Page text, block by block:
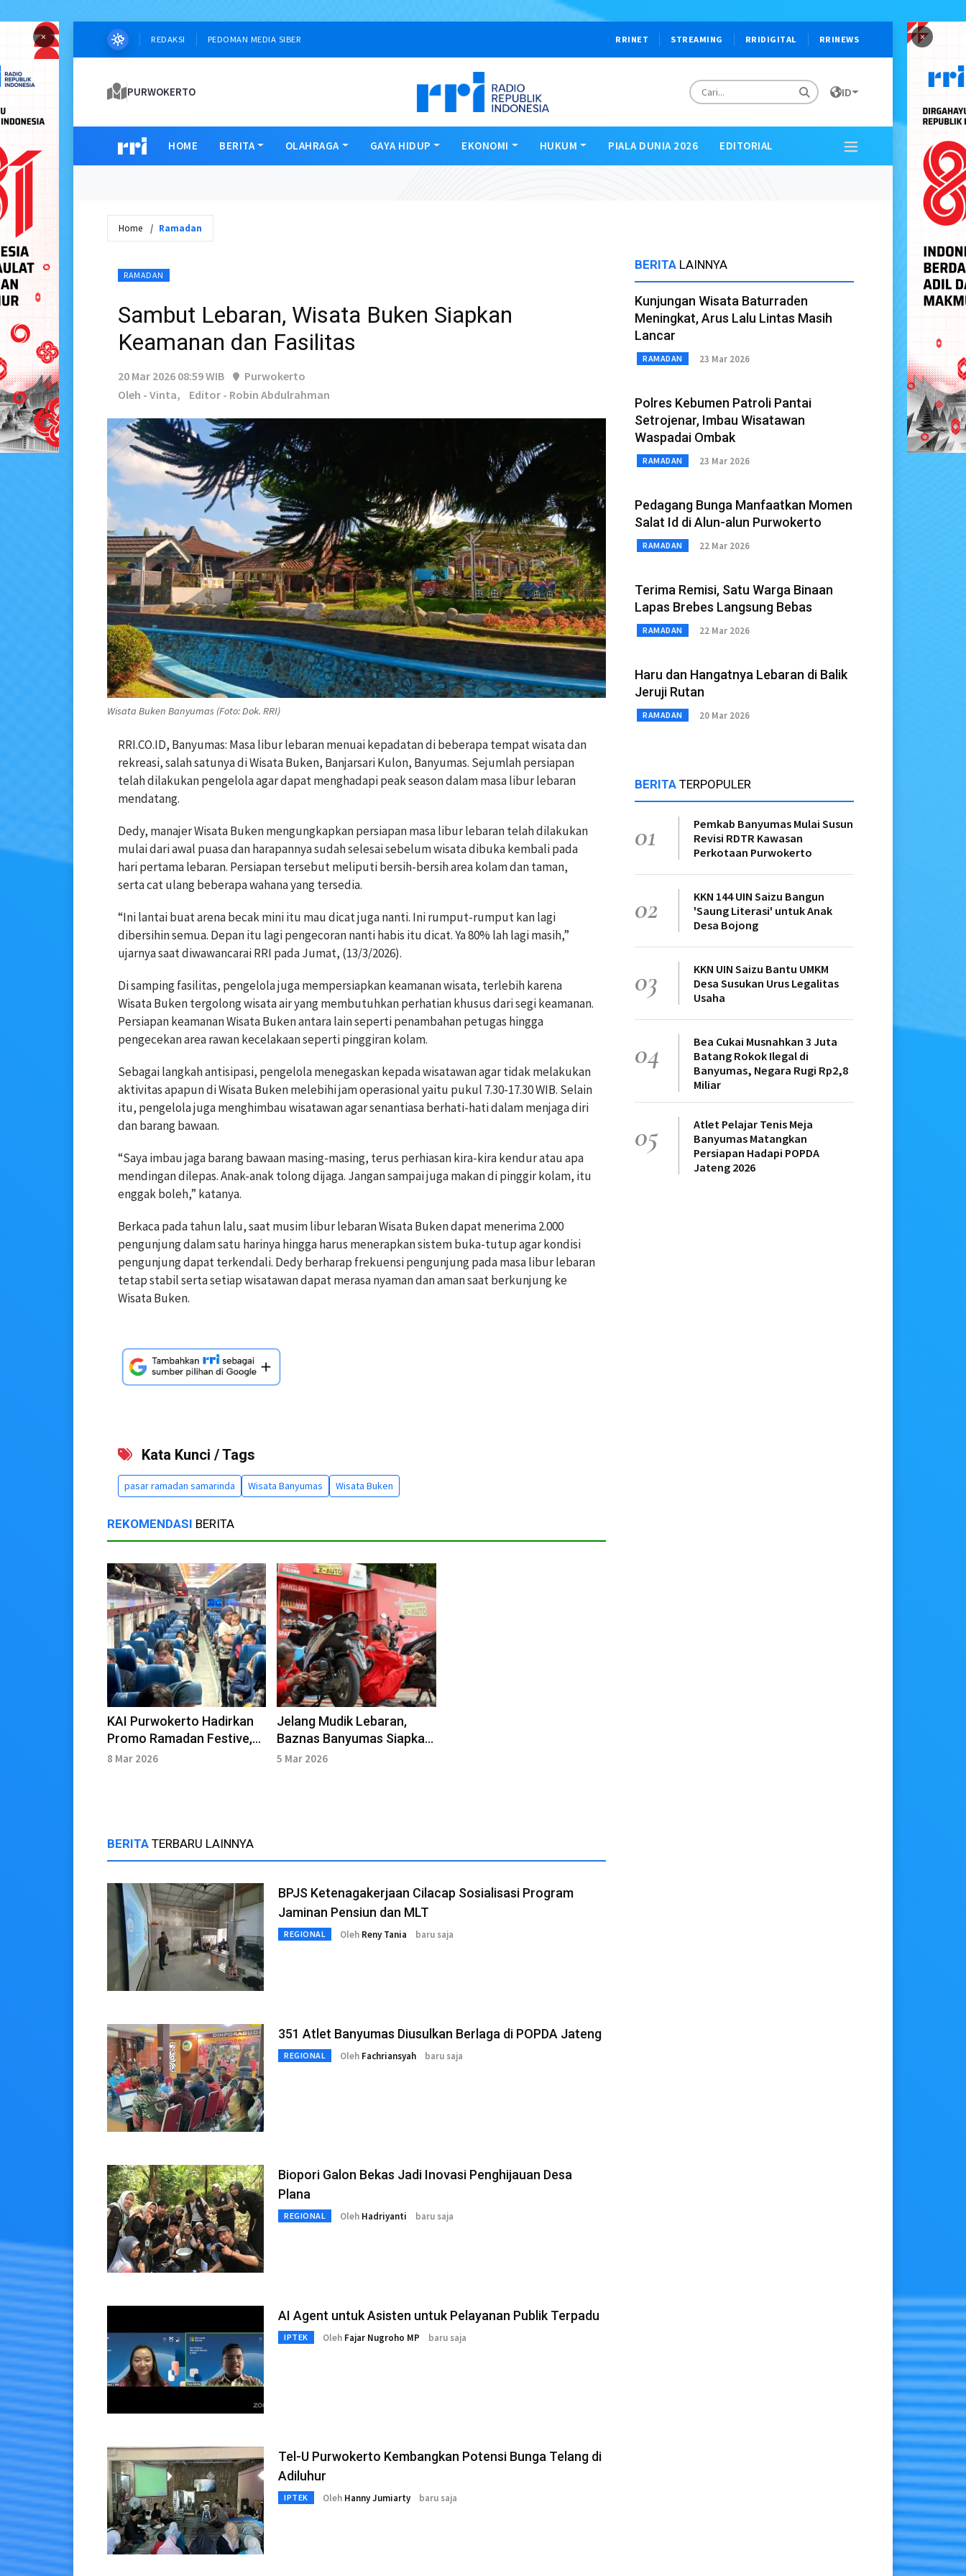
× ×
REDAKSI PEDOMAN MEDIA SIBER RRINET STREAMING RRIDIGITAL RRINEWS
PURWOKERTO ID
HOME BERITA OLAHRAGA GAYA HIDUP EKONOMI HUKUM PIALA DUNIA 2026 EDITORIAL
Home Ramadan
RAMADAN
Sambut Lebaran, Wisata Buken Siapkan
Keamanan dan Fasilitas
20 Mar 2026 08:59 WIB
Purwokerto
Oleh - Vinta,
Editor - Robin Abdulrahman
Wisata Buken Banyumas (Foto: Dok. RRI)
RRI.CO.ID, Banyumas: Masa libur lebaran menuai kepadatan di beberapa tempat wisata dan
rekreasi, salah satunya di Wisata Buken, Banjarsari Kulon, Banyumas. Sejumlah persiapan
telah dilakukan pengelola agar dapat menghadapi peak season dalam masa libur lebaran
mendatang.
Dedy, manajer Wisata Buken mengungkapkan persiapan masa libur lebaran telah dilakukan
mulai dari awal puasa dan harapannya sudah selesai sebelum wisata dibuka kembali pada
hari pertama lebaran. Persiapan tersebut meliputi bersih-bersih area kolam dan taman,
serta cat ulang beberapa wahana yang tersedia.
“Ini lantai buat arena becak mini itu mau dicat juga nanti. Ini rumput-rumput kan lagi
dibersihin semua. Depan itu lagi pengecoran nanti habis itu dicat. Ya 80% lah lagi masih,”
ujarnya saat diwawancarai RRI pada Jumat, (13/3/2026).
Di samping fasilitas, pengelola juga mempersiapkan keamanan wisata, terlebih karena
Wisata Buken tergolong wisata air yang membutuhkan perhatian khusus dari segi keamanan.
Persiapan keamanan Wisata Buken antara lain seperti penambahan petugas hingga
pengecekan area rawan kecelakaan seperti pinggiran kolam.
Sebagai langkah antisipasi, pengelola menegaskan kepada wisatawan agar tidak melakukan
aktivitas apapun di Wisata Buken melebihi jam operasional yaitu pukul 7.30-17.30 WIB. Selain
itu, pengelola juga menghimbau wisatawan agar senantiasa berhati-hati dalam menjaga diri
dan barang bawaan.
“Saya imbau jaga barang bawaan masing-masing, terus perhiasan kira-kira kendur atau apa
mendingan dilepas. Anak-anak tolong dijaga. Jangan sampai juga makan di pinggir kolam, itu
enggak boleh,” katanya.
Berkaca pada tahun lalu, saat musim libur lebaran Wisata Buken dapat menerima 2.000
pengunjung dalam satu harinya hingga harus menerapkan sistem buka-tutup agar kondisi
pengunjung dapat terkendali. Dedy berharap frekuensi pengunjung pada masa libur lebaran
tetap stabil serta setiap wisatawan dapat merasa nyaman dan aman saat berkunjung ke
Wisata Buken.
Kata Kunci / Tags
pasar ramadan samarinda Wisata Banyumas Wisata Buken
REKOMENDASI BERITA
KAI Purwokerto Hadirkan
Promo Ramadan Festive,
Ini Syaratnya
8 Mar 2026
Jelang Mudik Lebaran,
Baznas Banyumas Siapkan
Layanan Servis Motor
5 Mar 2026
BERITA TERBARU LAINNYA
BPJS Ketenagakerjaan Cilacap Sosialisasi Program
Jaminan Pensiun dan MLT
REGIONAL Oleh Reny Tania baru saja
351 Atlet Banyumas Diusulkan Berlaga di POPDA Jateng
REGIONAL Oleh Fachriansyah baru saja
Biopori Galon Bekas Jadi Inovasi Penghijauan Desa
Plana
REGIONAL Oleh Hadriyanti baru saja
AI Agent untuk Asisten untuk Pelayanan Publik Terpadu
IPTEK Oleh Fajar Nugroho MP baru saja
Tel-U Purwokerto Kembangkan Potensi Bunga Telang di
Adiluhur
IPTEK Oleh Hanny Jumiarty baru saja
BERITA LAINNYA
Kunjungan Wisata Baturraden
Meningkat, Arus Lalu Lintas Masih
Lancar
RAMADAN 23 Mar 2026
Polres Kebumen Patroli Pantai
Setrojenar, Imbau Wisatawan
Waspadai Ombak
RAMADAN 23 Mar 2026
Pedagang Bunga Manfaatkan Momen
Salat Id di Alun-alun Purwokerto
RAMADAN 22 Mar 2026
Terima Remisi, Satu Warga Binaan
Lapas Brebes Langsung Bebas
RAMADAN 22 Mar 2026
Haru dan Hangatnya Lebaran di Balik
Jeruji Rutan
RAMADAN 20 Mar 2026
BERITA TERPOPULER
01
Pemkab Banyumas Mulai Susun
Revisi RDTR Kawasan
Perkotaan Purwokerto
02
KKN 144 UIN Saizu Bangun
'Saung Literasi' untuk Anak
Desa Bojong
03
KKN UIN Saizu Bantu UMKM
Desa Susukan Urus Legalitas
Usaha
04
Bea Cukai Musnahkan 3 Juta
Batang Rokok Ilegal di
Banyumas, Negara Rugi Rp2,8
Miliar
05
Atlet Pelajar Tenis Meja
Banyumas Matangkan
Persiapan Hadapi POPDA
Jateng 2026